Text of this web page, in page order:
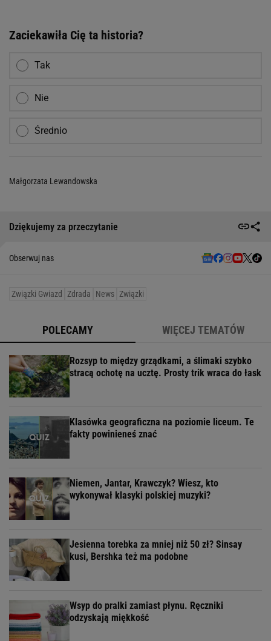
Zaciekawiła Cię ta historia?
Tak
Nie
Średnio
Małgorzata Lewandowska
Dziękujemy za przeczytanie
Obserwuj nas
Związki Gwiazd Zdrada News Związki
POLECAMY WIĘCEJ TEMATÓW
Rozsyp to między grządkami, a ślimaki szybko
stracą ochotę na ucztę. Prosty trik wraca do łask
Klasówka geograficzna na poziomie liceum. Te
fakty powinieneś znać
Niemen, Jantar, Krawczyk? Wiesz, kto
wykonywał klasyki polskiej muzyki?
Jesienna torebka za mniej niż 50 zł? Sinsay
kusi, Bershka też ma podobne
Wsyp do pralki zamiast płynu. Ręczniki
odzyskają miękkość